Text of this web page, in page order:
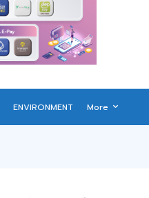
ENVIRONMENT More